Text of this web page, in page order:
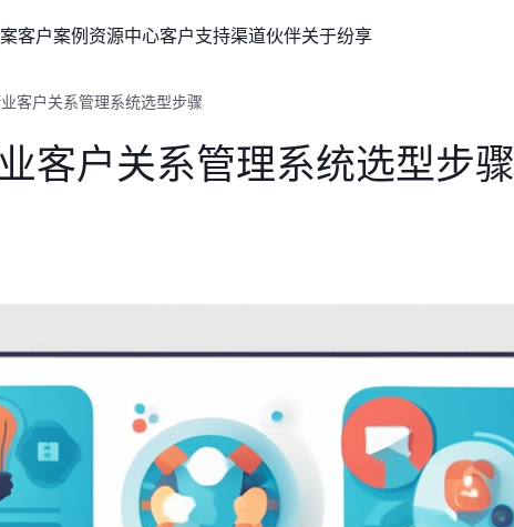
客户案例资源中心客户支持渠道伙伴关于纷享
客户关系管理系统选型步骤
客户关系管理系统选型步骤